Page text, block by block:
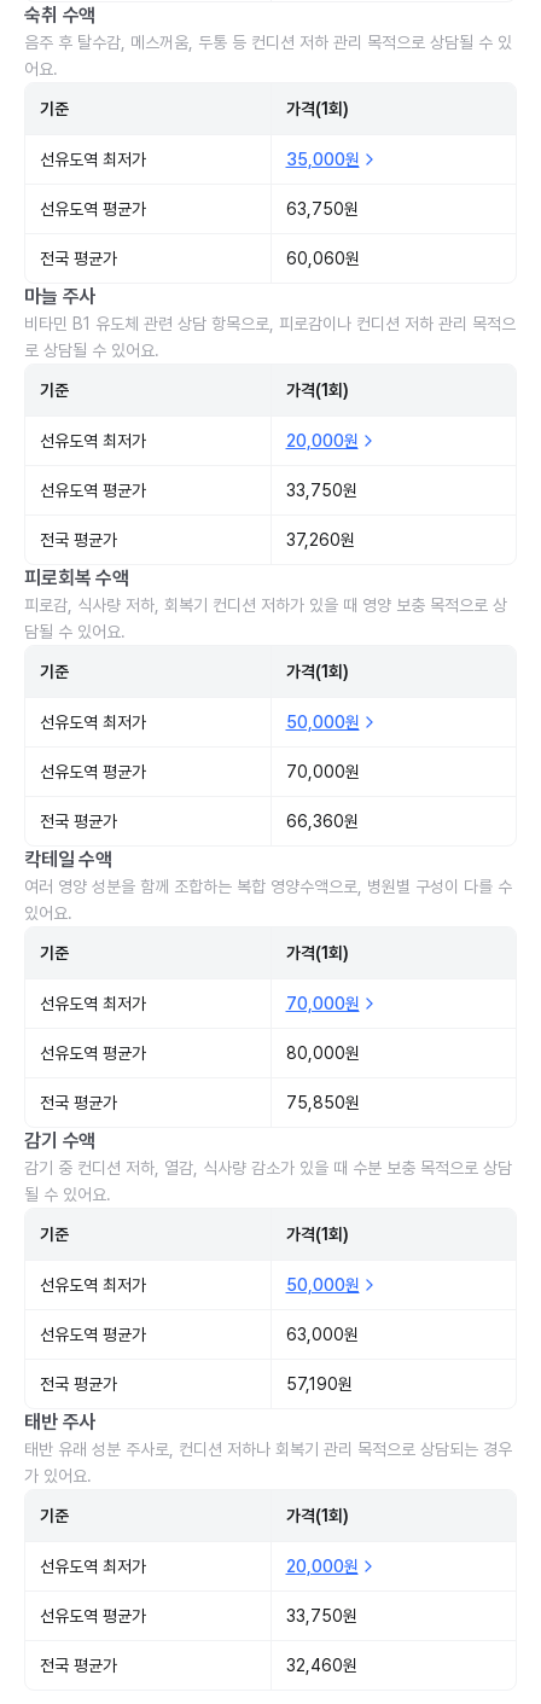
숙취 수액
음주 후 탈수감, 메스꺼움, 두통 등 컨디션 저하 관리 목적으로 상담될 수 있
어요.
기준 가격(1회)
선유도역 최저가 35,000원
선유도역 평균가 63,750원
전국 평균가 60,060원
마늘 주사
비타민 B1 유도체 관련 상담 항목으로, 피로감이나 컨디션 저하 관리 목적으
로 상담될 수 있어요.
기준 가격(1회)
선유도역 최저가 20,000원
선유도역 평균가 33,750원
전국 평균가 37,260원
피로회복 수액
피로감, 식사량 저하, 회복기 컨디션 저하가 있을 때 영양 보충 목적으로 상
담될 수 있어요.
기준 가격(1회)
선유도역 최저가 50,000원
선유도역 평균가 70,000원
전국 평균가 66,360원
칵테일 수액
여러 영양 성분을 함께 조합하는 복합 영양수액으로, 병원별 구성이 다를 수
있어요.
기준 가격(1회)
선유도역 최저가 70,000원
선유도역 평균가 80,000원
전국 평균가 75,850원
감기 수액
감기 중 컨디션 저하, 열감, 식사량 감소가 있을 때 수분 보충 목적으로 상담
될 수 있어요.
기준 가격(1회)
선유도역 최저가 50,000원
선유도역 평균가 63,000원
전국 평균가 57,190원
태반 주사
태반 유래 성분 주사로, 컨디션 저하나 회복기 관리 목적으로 상담되는 경우
가 있어요.
기준 가격(1회)
선유도역 최저가 20,000원
선유도역 평균가 33,750원
전국 평균가 32,460원